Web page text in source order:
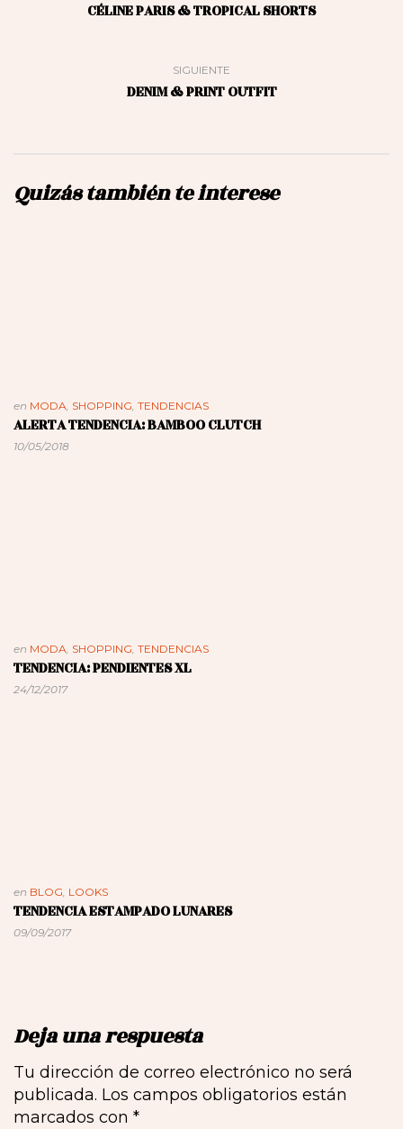
CÉLINE PARIS & TROPICAL SHORTS
SIGUIENTE
DENIM & PRINT OUTFIT
Quizás también te interese
en MODA, SHOPPING, TENDENCIAS
ALERTA TENDENCIA: BAMBOO CLUTCH
10/05/2018
en MODA, SHOPPING, TENDENCIAS
TENDENCIA: PENDIENTES XL
24/12/2017
en BLOG, LOOKS
TENDENCIA ESTAMPADO LUNARES
09/09/2017
Deja una respuesta
Tu dirección de correo electrónico no será
publicada. Los campos obligatorios están
marcados con *